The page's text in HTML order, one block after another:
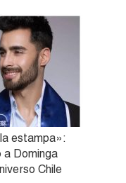
estampa»:
a Dominga
Chile